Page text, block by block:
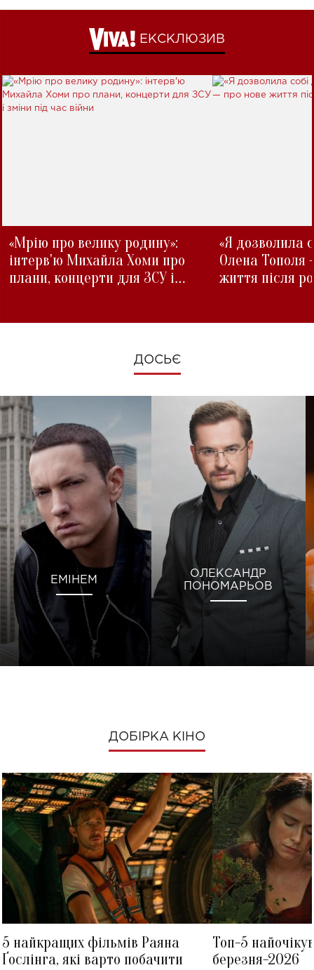
ЕКСКЛЮЗИВ
«Мрію про велику родину»:
інтерв'ю Михайла Хоми про
плани, концерти для ЗСУ і
«Я дозволила
Олена Тополя
життя після
ДОСЬЄ
ЕМІНЕМ
ОЛЕКСАНДР
ПОНОМАРЬОВ
ДОБІРКА КІНО
5 найкращих фільмів Раяна
Ґослінга, які варто побачити
Топ-5
березня-2026